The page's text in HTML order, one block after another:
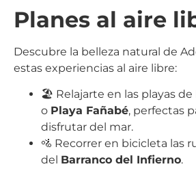
Planes al aire
Descubre la belleza natural de
estas experiencias al aire libre:
🏖️ Relajarte en las playas de
o Playa Fañabé, perfectas
disfrutar del mar.
🚵 Recorrer en bicicleta las
del Barranco del Infierno.